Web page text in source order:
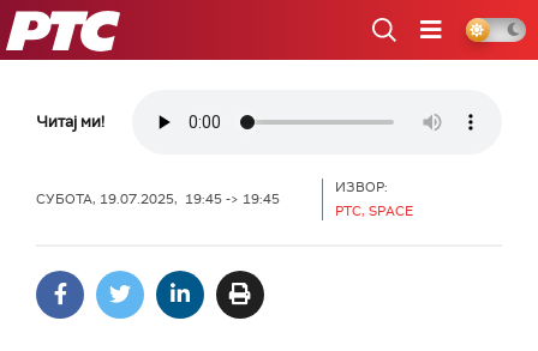
РТС
Читај ми!
СУБОТА, 19.07.2025, 19:45 -> 19:45
ИЗВОР:
РТС, SPACE